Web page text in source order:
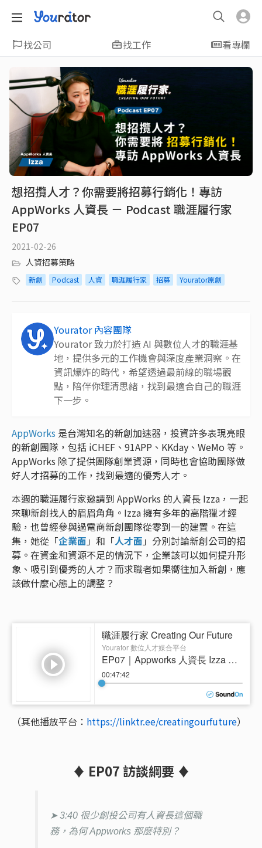
找公司 找工作 看專欄
想招攬人才？你需要將招募行銷化！專訪
AppWorks 人資長 － Podcast 職涯履行家
EP07
2021-02-26
人資招募策略
新創 Podcast 人資 職涯履行家 招募 Yourator原創
Yourator 內容團隊
Yourator 致力於打造 AI 與數位人才的職涯基
地，提供多元的工作機會與深度產業洞察。在
資訊爆炸的時代，希望透過最前線的職場觀
點，陪伴你理清思緒，找到最適合自己的職涯
下一步。
AppWorks 是台灣知名的新創加速器，投資許多表現亮眼
的新創團隊，包括 iCHEF、91APP、KKday、WeMo 等。
AppWorks 除了提供團隊創業資源，同時也會協助團隊做
好人才招募的工作，找到最適的優秀人才。
本週的職涯履行家邀請到 AppWorks 的人資長 Izza，一起
來聊新創找人的眉眉角角。Izza 擁有多年的高階獵才經
驗，也曾經參與過電商新創團隊從零到一的建置。在這
集，她從「企業面 」和「人才面 」分別討論新創公司的招
募。在資金和資源不足的情況下，企業該可以如何提升形
象、吸引到優秀的人才？而求職者如果嚮往加入新創，應
該做什麼心態上的調整？
（其他播放平台： https://linktr.ee/creatingourfuture）
♦ EP07 訪談綱要 ♦
➤ 3:40 很少創投公司有人資長這個職
務，為何 Appworks 那麼特別？